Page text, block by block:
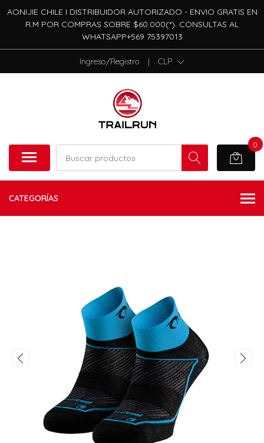
AONIJIE CHILE I DISTRIBUIDOR AUTORIZADO - ENVIO GRATIS EN
R.M POR COMPRAS SOBRE $60.000(*). CONSULTAS AL
WHATSAPP+569 75397013
Ingreso/Registro | CLP
0
CATEGORÍAS